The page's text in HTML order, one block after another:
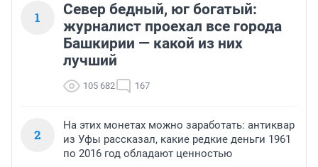
1
Север бедный, юг богатый:
журналист проехал все города
Башкирии — какой из них
лучший
105 682 167
2
На этих монетах можно заработать: антиквар
из Уфы рассказал, какие редкие деньги 1961
по 2016 год обладают ценностью